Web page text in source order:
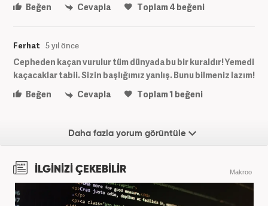
Beğen
Cevapla Toplam4 beğeni
Ferhat 5 yıl önce
Cepheden kaçan vurulur tüm dünyada bu bir kuraldır! Yemedi
kaçacaklar tabii. Sizin başlığımız yanlış. Bunu bilmeniz lazım!
Beğen
Cevapla Toplam1 beğeni
Daha fazla yorum görüntüle
İLGİNİZİ ÇEKEBİLİR Makroo